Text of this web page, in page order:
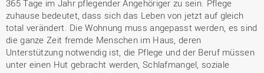
365 Tage im Jahr pflegender Angehöriger zu sein. Pflege
zuhause bedeutet, dass sich das Leben von jetzt auf gleich
total verändert. Die Wohnung muss angepasst werden, es sind
die ganze Zeit fremde Menschen im Haus, deren
Unterstützung notwendig ist, die Pflege und der Beruf müssen
unter einen Hut gebracht werden, Schlafmangel, soziale